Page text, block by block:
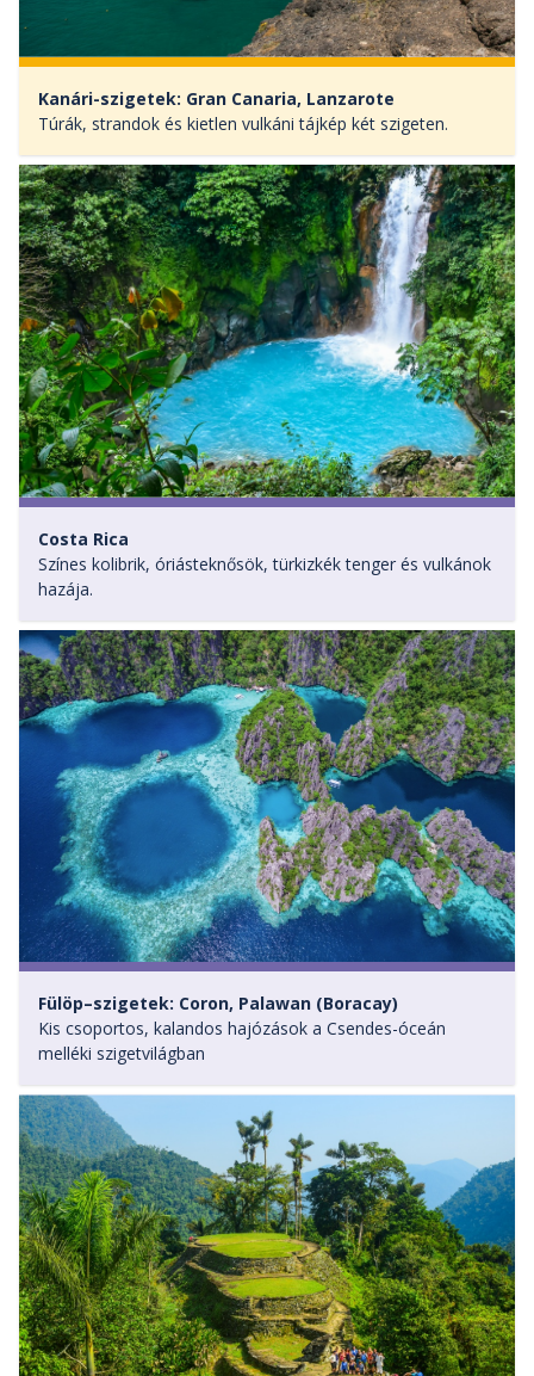
Kanári-szigetek: Gran Canaria, Lanzarote
Túrák, strandok és kietlen vulkáni tájkép két szigeten.
Costa Rica
Színes kolibrik, óriásteknősök, türkizkék tenger és vulkánok
hazája.
Fülöp–szigetek: Coron, Palawan (Boracay)
Kis csoportos, kalandos hajózások a Csendes-óceán
melléki szigetvilágban